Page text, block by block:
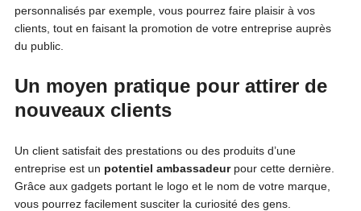
personnalisés par exemple, vous pourrez faire plaisir à vos
clients, tout en faisant la promotion de votre entreprise auprès
du public.
Un moyen pratique pour attirer de
nouveaux clients
Un client satisfait des prestations ou des produits d’une
entreprise est un potentiel ambassadeurpour cette dernière.
Grâce aux gadgets portant le logo et le nom de votre marque,
vous pourrez facilement susciter la curiosité des gens.